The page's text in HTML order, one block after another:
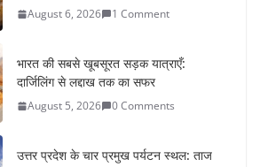
August 5, 2026 0 Comments
उत्तर प्रदेश के चार प्रमुख पर्यटन स्थल: ताज
महल, वाराणसी, लखनऊ, प्रयागराज और इनके
आकर्षण